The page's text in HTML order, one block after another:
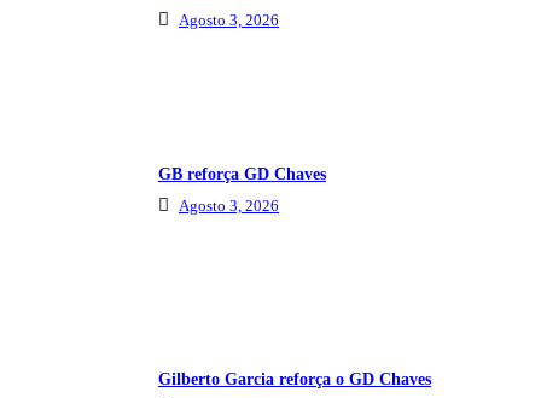
Agosto 3, 2026
GB reforça GD Chaves
Agosto 3, 2026
Gilberto Garcia reforça o GD Chaves